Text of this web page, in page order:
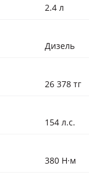
2.4 л
Дизель
26 378 тг
154 л.с.
380 Н·м